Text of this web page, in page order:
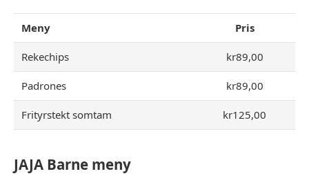
Meny Pris
Rekechips kr89,00
Padrones kr89,00
Frityrstekt somtam kr125,00
JAJA Barne meny